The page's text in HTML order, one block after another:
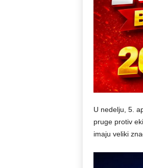
U nedelju, 5.
pruge protiv
imaju veliki